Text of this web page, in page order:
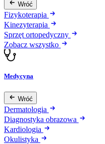
Wróć
Fizykoterapia
Kinezyterapia
Sprzęt ortopedyczny
Zobacz wszystko
Medycyna
Wróć
Dermatologia
Diagnostyka obrazowa
Kardiologia
Okulistyka